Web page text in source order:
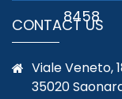
8458
CONTACT US
Viale Veneto,
35020